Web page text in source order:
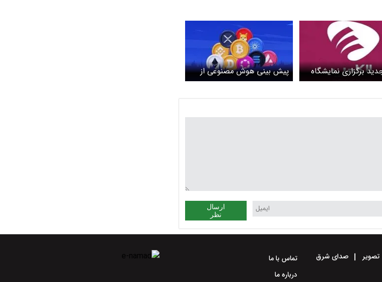
برگزاری نمایشگاه
اعلام شد
پیش بینی هوش مصنوعی از
سودآورترین آلت کوین ها در
ارسال
نظر
تصویر صدای شرق
تماس با ما
درباره ما